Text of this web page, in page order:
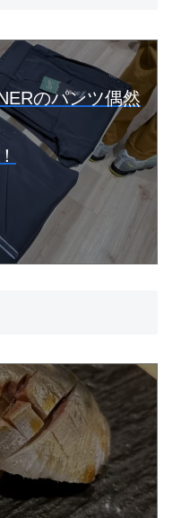
のパンツ偶然